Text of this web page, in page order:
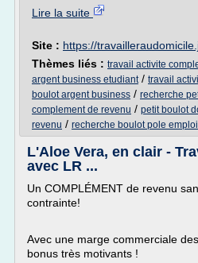
Lire la suite
Site : https://
Thèmes liés : travail activite
argent business etudiant/ travail
boulot argent business / recherche
complement de revenu / petit boulot
revenu / recherche boulot pole emploi
L'Aloe Vera, en clair -
avec LR ...
Un COMPLÉMENT de revenu
contrainte!
Avec une marge commerciale
bonus très motivants !